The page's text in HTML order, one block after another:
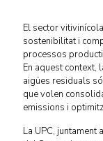
El sector
sostenibilitat i
processos
En aquest context,
aigües residuals
que volen
emissions i
La UPC,